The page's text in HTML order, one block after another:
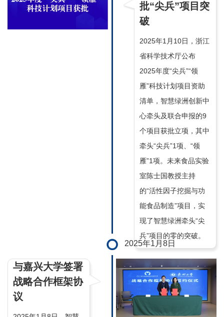
批“尖兵”项目突
破
2025年1月10日，浙江
省科学技术厅公布
2025年度“尖兵”“领
雁”科技计划项目资助
清单，智慧绿洲创新中
心牵头及联合申报的9
个项目获批立项，其中
牵头“尖兵”1项、“领
雁”1项。未来食品实验
室陈士国教授主持
的“活性因子挖掘与功
能食品制造”项目，实
现了智慧绿洲牵头“尖
兵”项目的零的突破。
与嘉兴大学签署
战略合作框架协
议
2025年1月8日